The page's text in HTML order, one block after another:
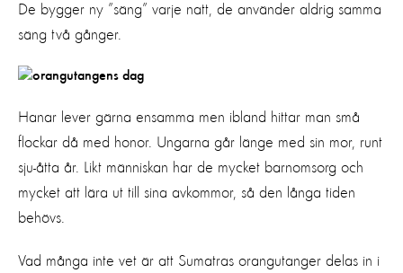
De bygger ny ”säng” varje natt, de använder aldrig samma
säng två gånger.
Hanar lever gärna ensamma men ibland hittar man små
flockar då med honor. Ungarna går länge med sin mor, runt
sju-åtta år. Likt människan har de mycket barnomsorg och
mycket att lära ut till sina avkommor, så den långa tiden
behövs.
Vad många inte vet är att Sumatras orangutanger delas in i